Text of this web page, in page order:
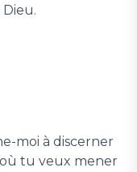
moi à discerner
tu veux mener